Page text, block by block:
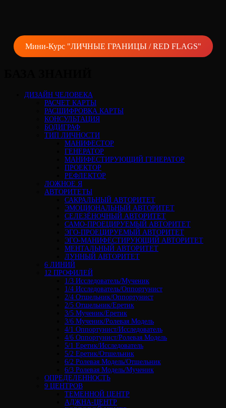
Мини-Курс "ЛИЧНЫЕ ГРАНИЦЫ / RED FLAGS"
ДИЗАЙН ЧЕЛОВЕКА
РАСЧЕТ КАРТЫ
РАСШИФРОВКА КАРТЫ
КОНСУЛЬТАЦИЯ
БОДИГРАФ
ТИП ЛИЧНОСТИ
МАНИФЕСТОР
ГЕНЕРАТОР
МАНИФЕСТИРУЮЩИЙ ГЕНЕРАТОР
ПРОЕКТОР
РЕФЛЕКТОР
ЛОЖНОЕ Я
АВТОРИТЕТЫ
САКРАЛЬНЫЙ АВТОРИТЕТ
ЭМОЦИОНАЛЬНЫЙ АВТОРИТЕТ
СЕЛЕЗЁНОЧНЫЙ АВТОРИТЕТ
САМО-ПРОЕЦИРУЕМЫЙ АВТОРИТЕТ
ЭГО-ПРОЕЦИРУЕМЫЙ АВТОРИТЕТ
ЭГО-МАНИФЕСТИРУЮЩИЙ АВТОРИТЕТ
МЕНТАЛЬНЫЙ АВТОРИТЕТ
ЛУННЫЙ АВТОРИТЕТ
6 ЛИНИЙ
12 ПРОФИЛЕЙ
1/3 Исследователь/Мученик
1/4 Исследователь/Оппортунист
2/4 Отшельник/Оппортунист
2/5 Отшельник/Еретик
3/5 Мученик/Еретик
3/6 Мученик/Ролевая Модель
4/1 Оппортунист/Исследователь
4/6 Оппортунист/Ролевая Модель
5/1 Еретик/Исследователь
5/2 Еретик/Отшельник
6/2 Ролевая Модель/Отшельник
6/3 Ролевая Модель/Мученик
ОПРЕДЕЛЕННОСТЬ
9 ЦЕНТРОВ
ТЕМЕННОЙ ЦЕНТР
АДЖНА-ЦЕНТР